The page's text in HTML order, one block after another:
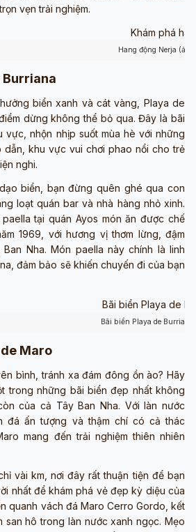
vẹn trải nghiệm.
Hang động Nerja
Burriana
biển xanh và cát vàng, Playa de
dừng không thể bỏ qua. Đây là bãi
vực, nhộn nhịp suốt mùa hè với những
dẫn, khu vực vui chơi phao nổi cho trẻ
nghi.
biển, bạn đừng quên ghé qua con
loạt quán bar và nhà hàng nhỏ xinh.
tại quán Ayos món ăn được chế
1969, với hương vị thơm lừng, đậm
Nha. Món paella này chính là linh
đảm bảo sẽ khiến chuyến đi của bạn
Bãi biển Playa de
Maro
bình, tránh xa đám đông ồn ào? Hãy
trong những bãi biển đẹp nhất không
của cả Tây Ban Nha. Với làn nước
đá ấn tượng và thậm chí có cả thác
mang đến trải nghiệm thiên nhiên
vài km, nơi đây rất thuận tiện để bạn
nhất để khám phá vẻ đẹp kỳ diệu của
quanh vách đá Maro Cerro Gordo, kết
san hô trong làn nước xanh ngọc. Mẹo